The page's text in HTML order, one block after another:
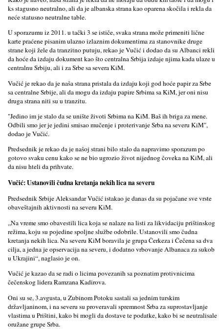
ks stagusno neutralno, ali da je albanska strana kao oparena skočila i rekla da
neće statusno neutralne table.
U sporazumu iz 2011. u tački 3 se ističe, svaka strana može primeniti lične
karte praćene pisanim ulazno izlaznim dokumentima za stanovnike druge
strane koji žele da tranzitno putuju, rekao je Vučić i dodao da su Albanci rekli
da hoće da izdaju dokument kao što centralna Srbija izdaje njima kada ulaze u
centralnu Srbiju, ali i za Srbe sa severa KiM.
Vučić je rekao da je naša strana pristala da izdaju koji god hoće papir za Srbe
sa centralne Srbije, ali da mogu da izdaju papire Srbima sa KiM, jer oni nisu
druga strana niti su u tranzitu.
"Jedino im je stalo da se unište životi Srbima na KiM. Baš ih briga za mene.
Odbili smo jer je jedini smisao mučenje i proterivanje Srba na severu KiM",
dodao je Vučić.
Predsednik je rekao da je našoj strani bilo stalo da napravimo sporazum po
gotovo svaku cenu kako se ne bio ugrozio život nijednog čoveka na KiM, ali
da nisu hteli da prihvate.
Vučić: Ustanovili čudna kretanja nekih lica na severu
Predsednik Srbije Aleksandar Vučić istakao je danas da su pojačane sve vrste
obaveštajnih aktivnosti na severu KiM.
„Na vreme smo obavestili lica koja se nalaze na listi za likvidaciju prištinskog
režima, koju su pojedine spolјne službe odobrile. Ustanovili smo čudna
kretanja nekih lica. Na severu KiM boravila je grupa Čerkeza i Čečena sa dva
cilјa, a jedna je opservacija na severu, i dodatno vrbovanje Albanaca za sukob
u Ukrajini“, naglasio je on.
Vučić je kazao da se radi o licima povezanih sa poznatim protivnicima
čečenskog lidera Ramzana Kadirova.
Oni su se, 3.avgusta, u Zubinom Potoku sastali sa jednim turskim
državlјaninom, i na severu su proveravali spremnost Srba za suprostavlјanje
vlastima u Prištini, kako bi mogli da dostave te podatke, kako bi se neutralisale
oružane grupe Srba.